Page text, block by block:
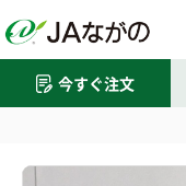
今すぐ注文